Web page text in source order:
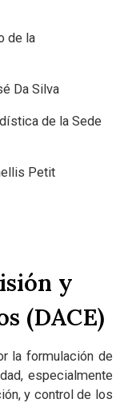
de la
Da Silva
de la Sede
Petit
y
(DACE)
la formulación de
especialmente
y control de los